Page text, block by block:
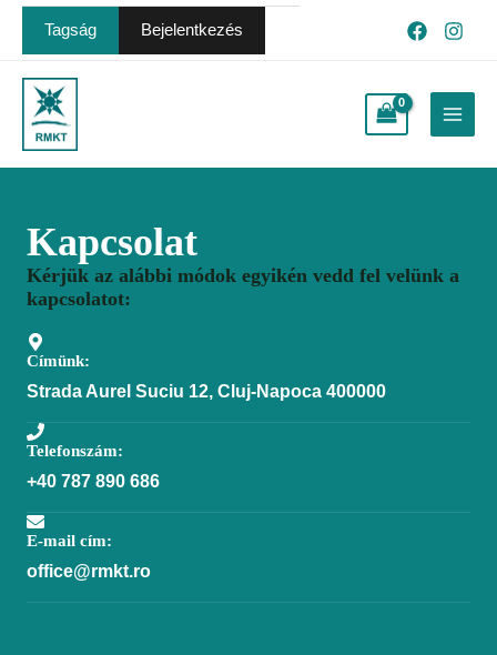
Skip
Tagság Bejelentkezés
Menu
Kapcsolat
Kérjük az alábbi módok egyikén vedd fel velünk a
kapcsolatot:
Címünk:
Strada Aurel Suciu 12, Cluj-Napoca 400000
Telefonszám:
+40 787 890 686
E-mail cím:
office@rmkt.ro